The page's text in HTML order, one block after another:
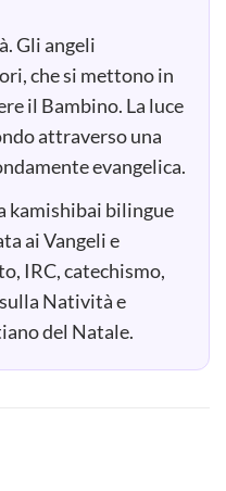
Gli angeli
che si mettono in
il Bambino. La luce
attraverso una
evangelica.
kamishibai bilingue
ai Vangeli e
IRC, catechismo,
Natività e
del Natale.